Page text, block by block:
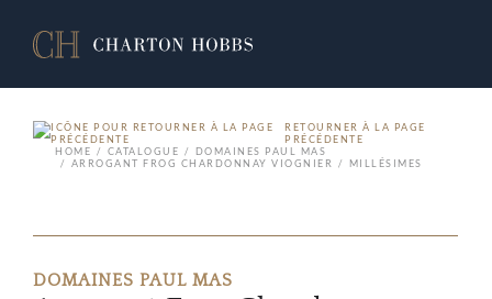
RETOURNER À LA PAGE
PRÉCÉDENTE
HOME
CATALOGUE
DOMAINES PAUL MAS
ARROGANT FROG CHARDONNAY VIOGNIER
MILLÉSIMES
DOMAINES PAUL MAS